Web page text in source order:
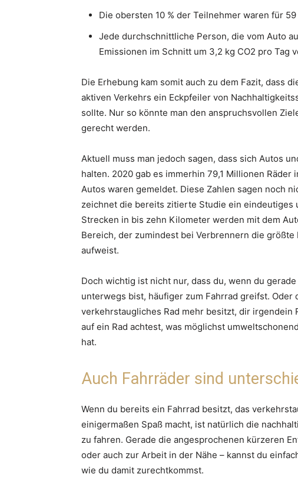
Die obersten 10 % der Teilnehmer waren für
Jede durchschnittliche Person, die vom Auto
Emissionen im Schnitt um 3,2 kg CO2 pro Tag
Die Erhebung kam somit auch zu dem Fazit, dass
aktiven Verkehrs ein Eckpfeiler von
sollte. Nur so könnte man den anspruchsvollen
gerecht werden.
Aktuell muss man jedoch sagen, dass sich Autos
halten. 2020 gab es immerhin 79,1 Millionen
Autos waren gemeldet. Diese Zahlen sagen noch
zeichnet die bereits zitierte Studie ein eindeutiges
Strecken in bis zehn Kilometer werden mit dem
Bereich, der zumindest bei Verbrennern die
aufweist.
Doch wichtig ist nicht nur, dass du, wenn du
unterwegs bist, häufiger zum Fahrrad greifst. Oder
verkehrstaugliches Rad mehr besitzt, dir irgendein
auf ein Rad achtest, was möglichst
hat.
Auch Fahrräder sind
Wenn du bereits ein Fahrrad besitzt, das
einigermaßen Spaß macht, ist natürlich die
zu fahren. Gerade die angesprochenen kürzeren
oder auch zur Arbeit in der Nähe – kannst du
wie du damit zurechtkommst.